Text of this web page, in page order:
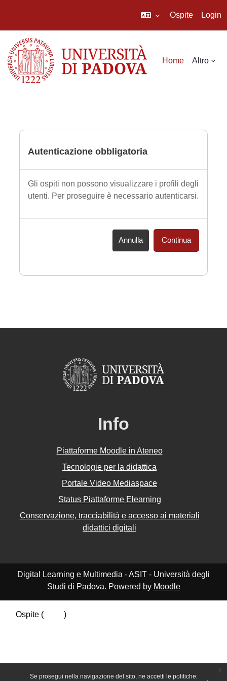
Se prosegui nella navigazione del sito, ne accetti le politiche:
Ospite Login
Home Altro
Autenticazione obbligatoria
Gli ospiti non possono visualizzare i profili degli
utenti. Per proseguire è necessario autenticarsi.
Annulla Continua
Info
Piattaforme Moodle in Ateneo
Tecnologie per la didattica
Portale Video Mediaspace
Status Piattaforme Elearning
Conservazione, tracciabilità e accesso ai materiali
didattici digitali
Digital Learning e Multimedia - ASIT - Università degli
Studi di Padova. Powered by Moodle
Ospite (
)